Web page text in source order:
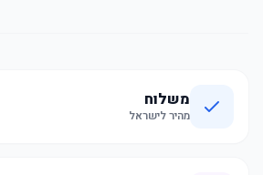
משלוח
מהיר לישראל